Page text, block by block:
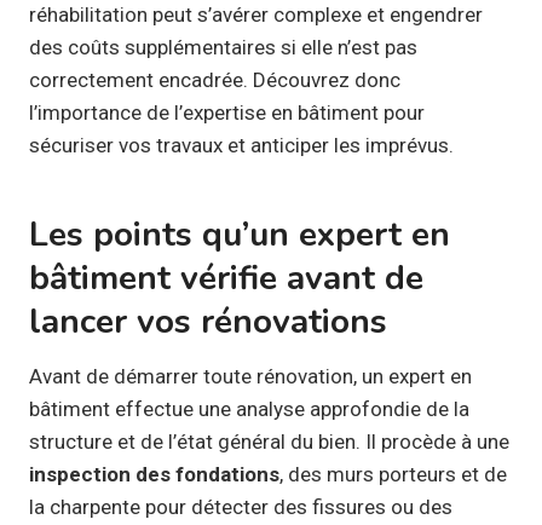
réhabilitation peut s’avérer complexe et engendrer
des coûts supplémentaires si elle n’est pas
correctement encadrée. Découvrez donc
l’importance de l’expertise en bâtiment pour
sécuriser vos travaux et anticiper les imprévus.
Les points qu’un expert en
bâtiment vérifie avant de
lancer vos rénovations
Avant de démarrer toute rénovation, un expert en
bâtiment effectue une analyse approfondie de la
structure et de l’état général du bien. Il procède à une
inspection des fondations, des murs porteurs et de
la charpente pour détecter des fissures ou des